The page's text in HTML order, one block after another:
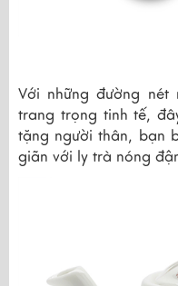
Với những đường nét
trang trọng tinh tế,
tặng người thân, bạn
giãn với ly trà nóng